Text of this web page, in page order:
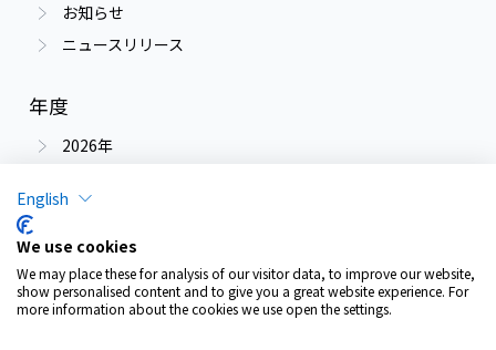
お知らせ
ニュースリリース
年度
2026年
2024年
個人情報保護について
English
We use cookies
We may place these for analysis of our visitor data, to improve our website,
show personalised content and to give you a great website experience. For
more information about the cookies we use open the settings.